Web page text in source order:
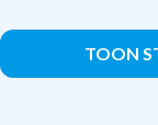
TOON